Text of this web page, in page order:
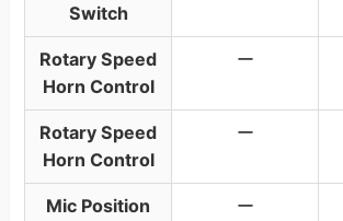
Switch
Rotary Speed
Horn Control
ー
Rotary Speed
Horn Control
ー
Mic Position
ー